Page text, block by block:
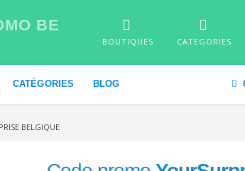
BE
BOUTIQUES CATEGORIES
CATÉGORIES BLOG
BELGIQUE